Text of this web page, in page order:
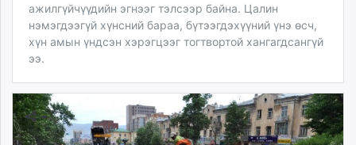
tac.mn
paparazzi.mn
unread.today
ажилгүйчүүдийн эгнээг тэлсээр байна. Цалин
нэмэгдээгүй хүнсний бараа, бүтээгдэхүүний үнэ өсч,
хүн амын үндсэн хэрэгцээг тогтвортой хангагдсангүй
ээ.